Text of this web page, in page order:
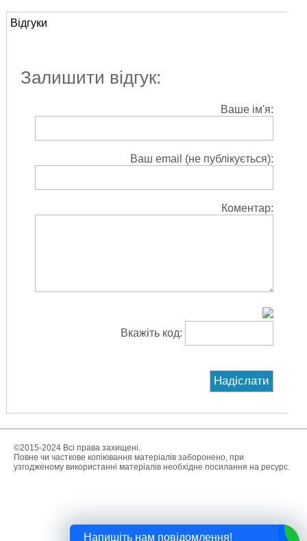
Відгуки
Залишити відгук:
Ваше ім'я:
Ваш email (не публікується):
Коментар:
Вкажіть код:
©2015-2024 Всі права захищені.
Повне чи часткове копіювання матеріалів заборонено, при
узгодженому використанні матеріалів необхідне посилання на ресурс.
Напишіть нам повідомлення!